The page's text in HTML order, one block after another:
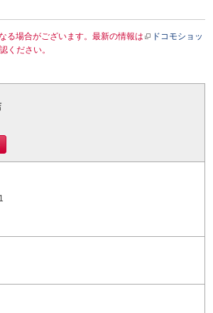
る場合がございます。最新の情報は
ドコモショッ
ください。